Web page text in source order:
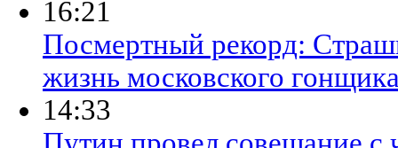
16:21
Посмертный рекорд:
жизнь московского
14:33